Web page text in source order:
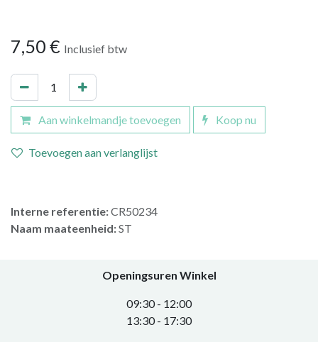
7,50 € Inclusief btw
Aan winkelmandje toevoegen Koop nu
Toevoegen aan verlanglijst
Interne referentie:CR50234
Naam maateenheid:ST
Openingsuren Winkel
0​9:30 - 12:00
​13:30 - 17:30​